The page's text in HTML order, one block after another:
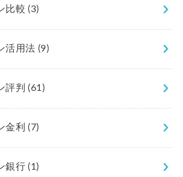
比較(3)
活用法 (9)
評判(61)
金利(7)
銀行(1)